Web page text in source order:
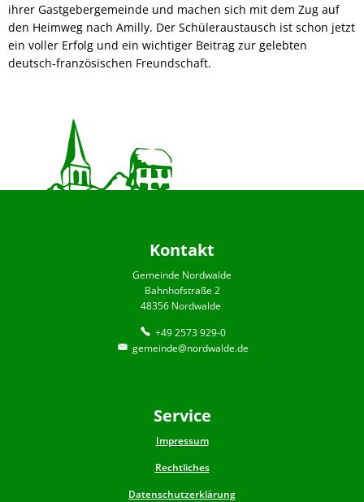
ihrer Gastgebergemeinde und machen sich mit dem Zug auf
den Heimweg nach Amilly. Der Schüleraustausch ist schon jetzt
ein voller Erfolg und ein wichtiger Beitrag zur gelebten
deutsch-französischen Freundschaft.
Kontakt
Gemeinde Nordwalde
Bahnhofstraße 2
48356 Nordwalde
+49 2573 929-0
gemeinde@nordwalde.de
Service
Impressum
Rechtliches
Datenschutzerklärung